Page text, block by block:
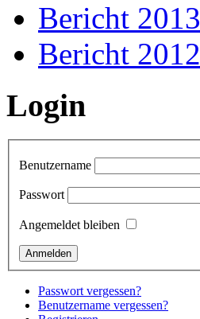
Bericht 2013
Bericht 2012
Login
Benutzername
Passwort
Angemeldet bleiben
Passwort vergessen?
Benutzername vergessen?